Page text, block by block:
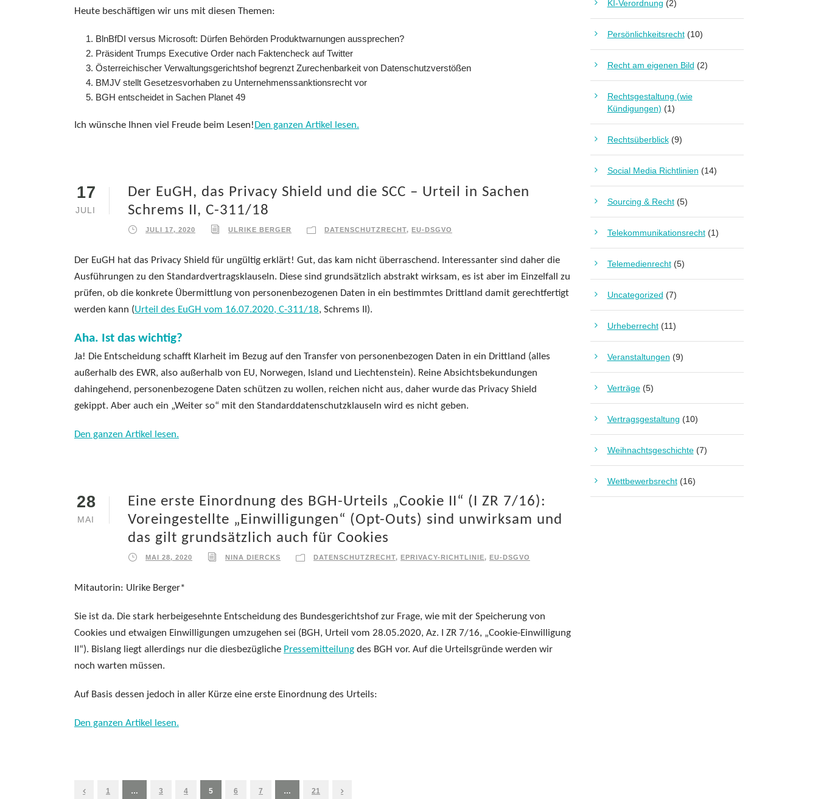
Heute beschäftigen wir uns mit diesen Themen:
BlnBfDI versus Microsoft: Dürfen Behörden Produktwarnungen aussprechen?
Präsident Trumps Executive Order nach Faktencheck auf Twitter
Österreichischer Verwaltungsgerichtshof begrenzt Zurechenbarkeit von Datenschutzverstößen
BMJV stellt Gesetzesvorhaben zu Unternehmenssanktionsrecht vor
BGH entscheidet in Sachen Planet 49
Ich wünsche Ihnen viel Freude beim Lesen! Den ganzen Artikel lesen.
17
JULI
Der EuGH, das Privacy Shield und die SCC – Urteil in Sachen
Schrems II, C-311/18
JULI 17, 2020 ULRIKE BERGER DATENSCHUTZRECHT, EU-DSGVO
Der EuGH hat das Privacy Shield für ungültig erklärt! Gut, das kam nicht überraschend. Interessanter sind daher die
Ausführungen zu den Standardvertragsklauseln. Diese sind grundsätzlich abstrakt wirksam, es ist aber im Einzelfall zu
prüfen, ob die konkrete Übermittlung von personenbezogenen Daten in ein bestimmtes Drittland damit gerechtfertigt
werden kann (Urteil des EuGH vom 16.07.2020, C-311/18, Schrems II).
Aha. Ist das wichtig?
Ja! Die Entscheidung schafft Klarheit im Bezug auf den Transfer von personenbezogen Daten in ein Drittland (alles
außerhalb des EWR, also außerhalb von EU, Norwegen, Island und Liechtenstein). Reine Absichtsbekundungen
dahingehend, personenbezogene Daten schützen zu wollen, reichen nicht aus, daher wurde das Privacy Shield
gekippt. Aber auch ein „Weiter so“ mit den Standarddatenschutzklauseln wird es nicht geben.
Den ganzen Artikel lesen.
28
MAI
Eine erste Einordnung des BGH-Urteils „Cookie II“ (I ZR 7/16):
Voreingestellte „Einwilligungen“ (Opt-Outs) sind unwirksam und
das gilt grundsätzlich auch für Cookies
MAI 28, 2020 NINA DIERCKS DATENSCHUTZRECHT, EPRIVACY-RICHTLINIE, EU-DSGVO
Mitautorin: Ulrike Berger*
Sie ist da. Die stark herbeigesehnte Entscheidung des Bundesgerichtshof zur Frage, wie mit der Speicherung von
Cookies und etwaigen Einwilligungen umzugehen sei (BGH, Urteil vom 28.05.2020, Az. I ZR 7/16, „Cookie-Einwilligung
II“). Bislang liegt allerdings nur die diesbezügliche Pressemitteilung des BGH vor. Auf die Urteilsgründe werden wir
noch warten müssen.
Auf Basis dessen jedoch in aller Kürze eine erste Einordnung des Urteils:
Den ganzen Artikel lesen.
1 … 3 4 5 6 7 … 21
KI-Verordnung (2)
Persönlichkeitsrecht(10)
Recht am eigenen Bild (2)
Rechtsgestaltung (wie
Kündigungen) (1)
Rechtsüberblick(9)
Social Media Richtlinien (14)
Sourcing & Recht(5)
Telekommunikationsrecht(1)
Telemedienrecht(5)
Uncategorized (7)
Urheberrecht(11)
Veranstaltungen (9)
Verträge(5)
Vertragsgestaltung (10)
Weihnachtsgeschichte(7)
Wettbewerbsrecht(16)